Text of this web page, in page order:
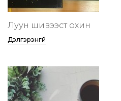
Луун шивээст охин
Дэлгэрэнгүй